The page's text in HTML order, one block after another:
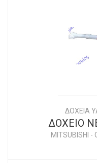
ΔΟΧΕΙΑ
ΔΟΧΕΙΟ
MITSUBISHI -